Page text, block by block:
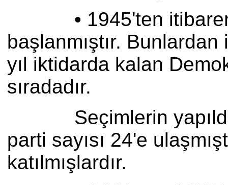
• 1945'ten itibaren
başlanmıştır.
yıl iktidarda kalan
sıradadır.
Seçimlerin yapıldığı
parti sayısı 24'e
katılmışlardır.